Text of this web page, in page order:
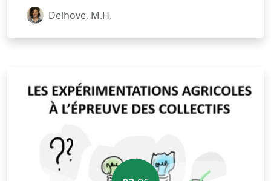
Delhove, M.H.